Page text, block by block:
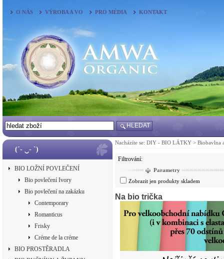
O NÁS VÝROBA A VO PRO MÉDIA KONTAKT
HLEDAT
(´- ‿- `)
BIO LOŽNÍ POVLEČENÍ
Bio povlečení Ivory
Bio povlečení na zakázku
Contemporary
Romanticus
Frisky
Créme de la créme
BIO PROSTĚRADLA
Nacházíte se: DIY - BIO LÁTKY > Biobavlna
Filtrování:
Parametry
Zobrazit jen produkty skladem
Na bio trička